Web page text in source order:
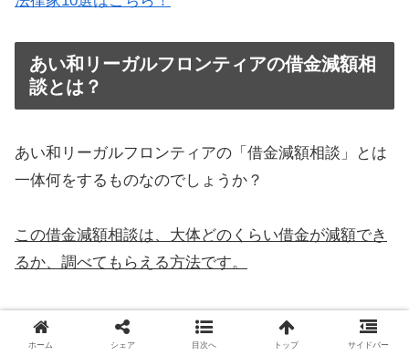
あい和リーガルフロンティアの借金減額相
談とは？
あい和リーガルフロンティアの「借金減額相談」とは
一体何をするものなのでしょうか？
この借金減額相談は、大体どのくらい借金が減額でき
るか、調べてもらえる方法です。
あい和リーガルフロンティアの借金減額相談は、
無料
で利用することができます。
ホーム シェア 目次へ トップ サイドバー